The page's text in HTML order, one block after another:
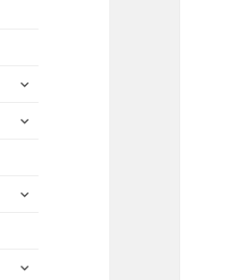
ouvrir
sous-
ouvrir
ouvrir
ouvrir